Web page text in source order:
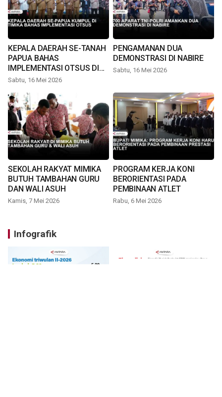
KEPALA DAERAH SE-TANAH
PAPUA BAHAS
IMPLEMENTASI OTSUS DI
TIMIKA
Sabtu, 16 Mei 2026
PENGAMANAN DUA
DEMONSTRASI DI NABIRE
Sabtu, 16 Mei 2026
SEKOLAH RAKYAT MIMIKA
BUTUH TAMBAHAN GURU
DAN WALI ASUH
Kamis, 7 Mei 2026
PROGRAM KERJA KONI
BERORIENTASI PADA
PEMBINAAN ATLET
Rabu, 6 Mei 2026
Infografik